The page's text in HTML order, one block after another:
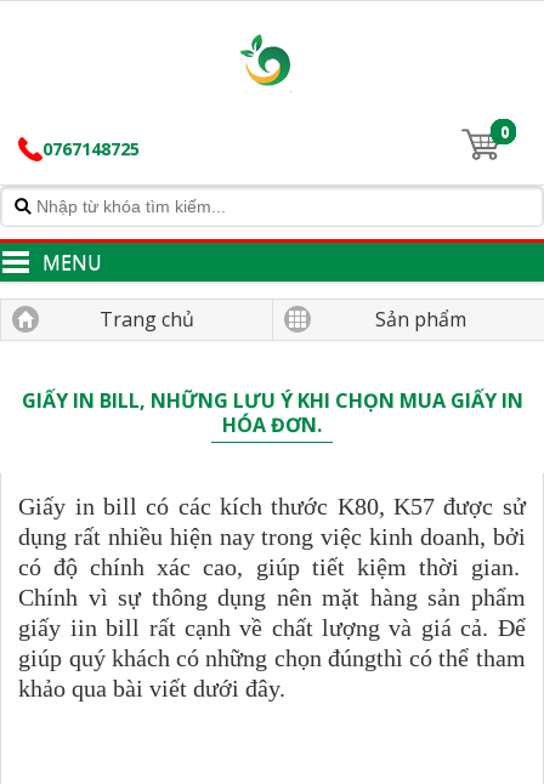
0767148725
0
MENU
Trang chủ Sản phẩm
GIẤY IN BILL, NHỮNG LƯU Ý KHI CHỌN MUA GIẤY IN
HÓA ĐƠN.
Giấy in bill có các kích thước K80, K57 được sử
dụng rất nhiều hiện nay trong việc kinh doanh, bởi
có độ chính xác cao, giúp tiết kiệm thời gian.
Chính vì sự thông dụng nên mặt hàng sản phẩm
giấy iin bill rất cạnh về chất lượng và giá cả. Để
giúp quý khách có những chọn đúngthì có thể tham
khảo qua bài viết dưới đây.